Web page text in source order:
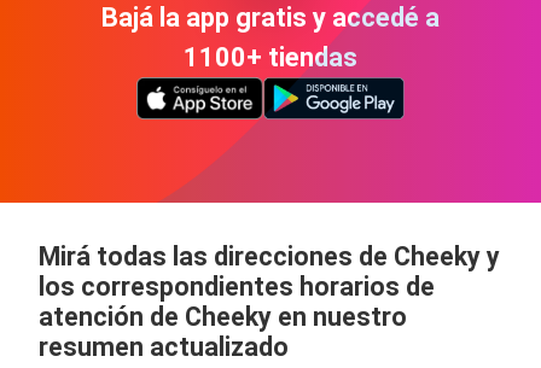
Bajá la app gratis y accedé a
1100+ tiendas
Mirá todas las direcciones de Cheeky y
los correspondientes horarios de
atención de Cheeky en nuestro
resumen actualizado